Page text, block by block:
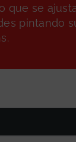
que se
pintando